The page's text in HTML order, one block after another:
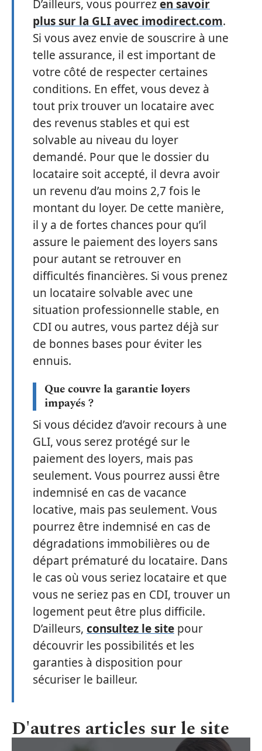
D’ailleurs, vous pourrezen savoir
plus sur la GLI avec imodirect.com.
Si vous avez envie de souscrire à une
telle assurance, il est important de
votre côté de respecter certaines
conditions. En effet, vous devez à
tout prix trouver un locataire avec
des revenus stables et qui est
solvable au niveau du loyer
demandé. Pour que le dossier du
locataire soit accepté, il devra avoir
un revenu d’au moins 2,7 fois le
montant du loyer. De cette manière,
il y a de fortes chances pour qu’il
assure le paiement des loyers sans
pour autant se retrouver en
difficultés financières. Si vous prenez
un locataire solvable avec une
situation professionnelle stable, en
CDI ou autres, vous partez déjà sur
de bonnes bases pour éviter les
ennuis.
Que couvre la garantie loyers
impayés ?
Si vous décidez d’avoir recours à une
GLI, vous serez protégé sur le
paiement des loyers, mais pas
seulement. Vous pourrez aussi être
indemnisé en cas de vacance
locative, mais pas seulement. Vous
pourrez être indemnisé en cas de
dégradations immobilières ou de
départ prématuré du locataire. Dans
le cas où vous seriez locataire et que
vous ne seriez pas en CDI, trouver un
logement peut être plus difficile.
D’ailleurs, consultez le site pour
découvrir les possibilités et les
garanties à disposition pour
sécuriser le bailleur.
D'autres articles sur le site